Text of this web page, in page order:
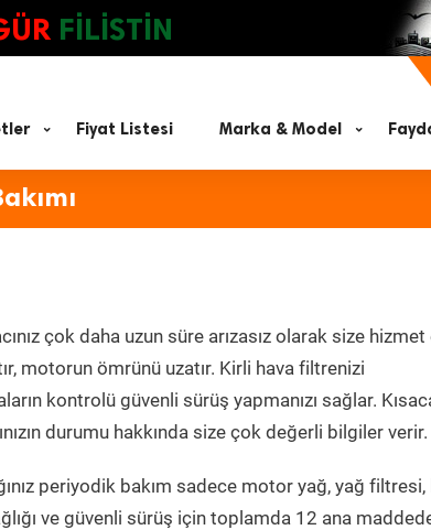
FİLİSTİN
Fiyat Listesi Marka & Model
çok daha uzun süre arızasız olarak size hizmet
motorun ömrünü uzatır. Kirli hava filtrenizi
kontrolü güvenli sürüş yapmanızı sağlar.
durumu hakkında size çok değerli bilgiler verir.
periyodik bakım sadece motor yağ, yağ filtresi,
ve güvenli sürüş için toplamda 12 ana